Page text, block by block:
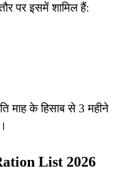
पर इसमें शामिल हैं:
माह के हिसाब से 3 महीने
List 2026